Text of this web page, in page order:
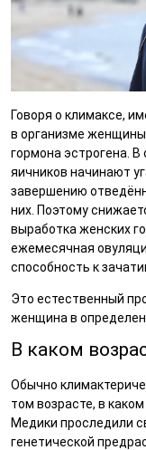
Говоря о климаксе,
в организме
гормона эстрогена.
яичников начинают
завершению
них. Поэтому
выработка женских
ежемесячная
способность к
Это естественный
женщина в
В каком
Обычно
том возрасте, в
Медики проследили
генетической